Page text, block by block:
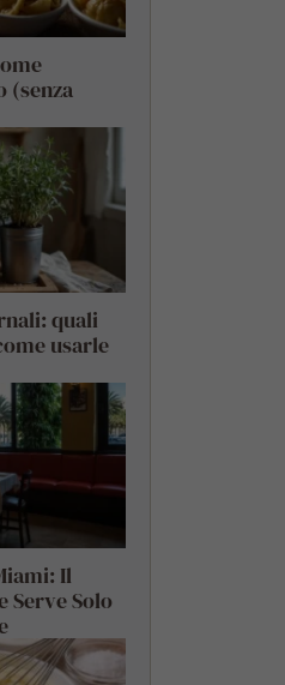
(senza
quali
usarle
Il
Serve Solo